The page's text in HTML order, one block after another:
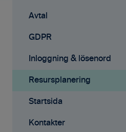
Rapporter
Samarbete
Mobilappen
Mobilappen
Affärsmöjligheter
E-signeringar
Kontakter
Tilläggstjänster
Rapporter
Avtal
GDPR
Inloggning & lösenord
Resursplanering
Startsida
Kontakter